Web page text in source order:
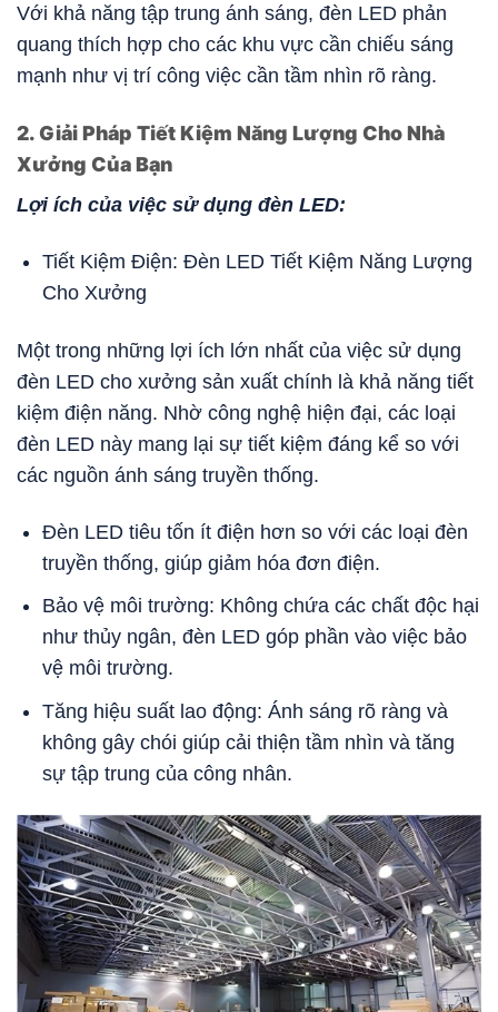
Với khả năng tập trung ánh sáng, đèn LED phản
quang thích hợp cho các khu vực cần chiếu sáng
mạnh như vị trí công việc cần tầm nhìn rõ ràng.
2. Giải Pháp Tiết Kiệm Năng Lượng Cho Nhà
Xưởng Của Bạn
Lợi ích của việc sử dụng đèn LED:
Tiết Kiệm Điện: Đèn LED Tiết Kiệm Năng Lượng
Cho Xưởng
Một trong những lợi ích lớn nhất của việc sử dụng
đèn LED cho xưởng sản xuất chính là khả năng tiết
kiệm điện năng. Nhờ công nghệ hiện đại, các loại
đèn LED này mang lại sự tiết kiệm đáng kể so với
các nguồn ánh sáng truyền thống.
Đèn LED tiêu tốn ít điện hơn so với các loại đèn
truyền thống, giúp giảm hóa đơn điện.
Bảo vệ môi trường: Không chứa các chất độc hại
như thủy ngân, đèn LED góp phần vào việc bảo
vệ môi trường.
Tăng hiệu suất lao động: Ánh sáng rõ ràng và
không gây chói giúp cải thiện tầm nhìn và tăng
sự tập trung của công nhân.